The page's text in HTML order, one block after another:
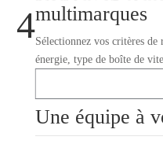
multimarques
Sélectionnez vos critères
énergie, type de boîte de
4
Une équipe à